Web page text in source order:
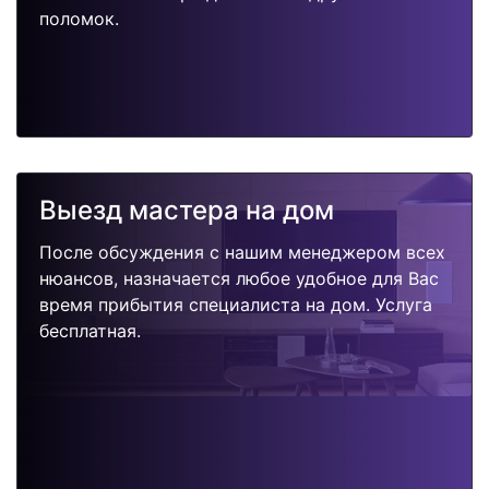
поломок.
Выезд мастера на дом
После обсуждения с нашим менеджером всех
нюансов, назначается любое удобное для Вас
время прибытия специалиста на дом. Услуга
бесплатная.